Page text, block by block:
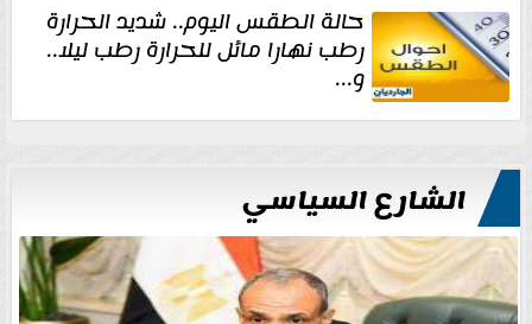
حالة الطقس اليوم.. شديد الحرارة
رطب نهارا مائل للحرارة رطب ليلا..
و...
الشارع السياسي